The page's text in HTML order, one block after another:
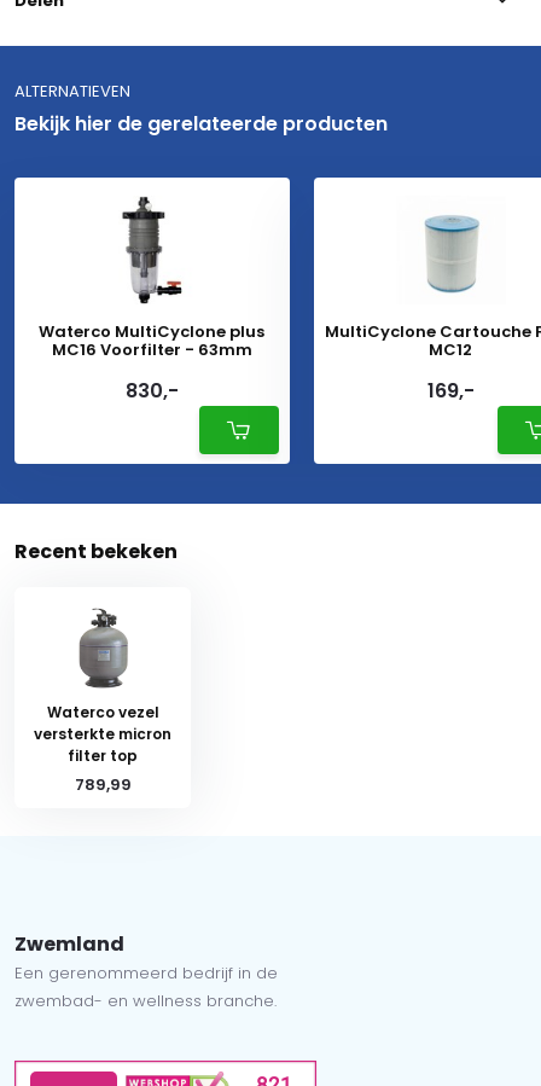
ALTERNATIEVEN
Bekijk hier de gerelateerde producten
Waterco MultiCyclone plus
MC16 Voorfilter - 63mm
830,-
MultiCyclone Cartouche
MC12
169,-
Recent bekeken
Waterco vezel
versterkte micron
filter top
789,99
Zwemland
Een gerenommeerd bedrijf in de
zwembad- en wellness branche.